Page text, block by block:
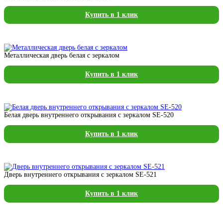
Купить в 1 клик
Металлическая дверь белая с зеркалом
Купить в 1 клик
Белая дверь внутреннего открывания с зеркалом SE-520
Купить в 1 клик
Дверь внутреннего открывания с зеркалом SE-521
Купить в 1 клик